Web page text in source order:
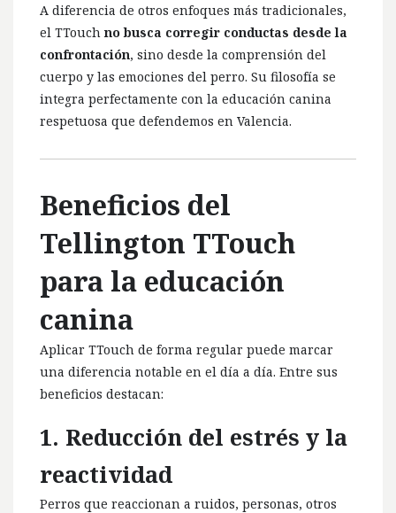
A diferencia de otros enfoques más tradicionales,
el TTouch no busca corregir conductas desde la
confrontación, sino desde la comprensión del
cuerpo y las emociones del perro. Su filosofía se
integra perfectamente con la educación canina
respetuosa que defendemos en Valencia.
Beneficios del
Tellington TTouch
para la educación
canina
Aplicar TTouch de forma regular puede marcar
una diferencia notable en el día a día. Entre sus
beneficios destacan:
1. Reducción del estrés y la
reactividad
Perros que reaccionan a ruidos, personas, otros